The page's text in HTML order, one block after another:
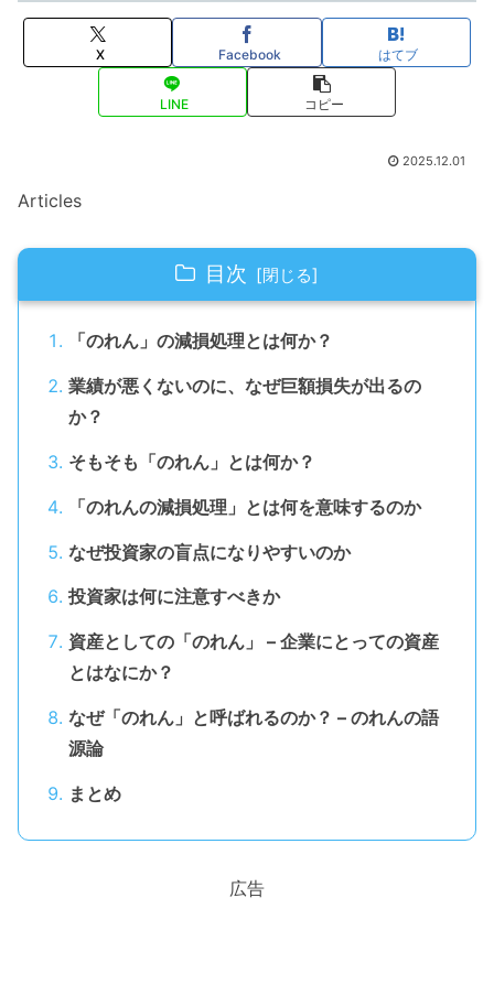
X Facebook はてブ
LINE コピー
2025.12.01
Articles
目次
「のれん」の減損処理とは何か？
業績が悪くないのに、なぜ巨額損失が出るの
か？
そもそも「のれん」とは何か？
「のれんの減損処理」とは何を意味するのか
なぜ投資家の盲点になりやすいのか
投資家は何に注意すべきか
資産としての「のれん」 – 企業にとっての資産
とはなにか？
なぜ「のれん」と呼ばれるのか？ – のれんの語
源論
まとめ
広告